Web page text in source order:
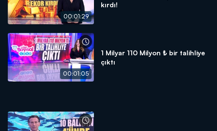
00:01:29
kırdı!
00:01:05
1 Milyar 110 Milyon ₺ bir talihliye
çıktı